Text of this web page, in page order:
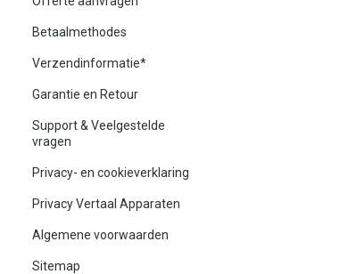
Betaalmethodes
Verzendinformatie*
Garantie en Retour
Support & Veelgestelde
vragen
Privacy- en cookieverklaring
Privacy Vertaal Apparaten
Algemene voorwaarden
Sitemap